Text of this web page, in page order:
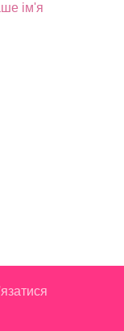
ім'я